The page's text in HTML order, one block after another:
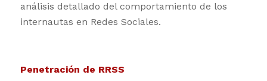
análisis detallado del comportamiento de los
internautas en Redes Sociales.
Penetración de RRSS